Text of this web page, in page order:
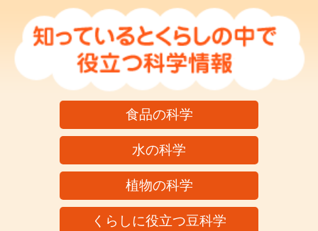
食品の科学
水の科学
植物の科学
くらしに役立つ豆科学